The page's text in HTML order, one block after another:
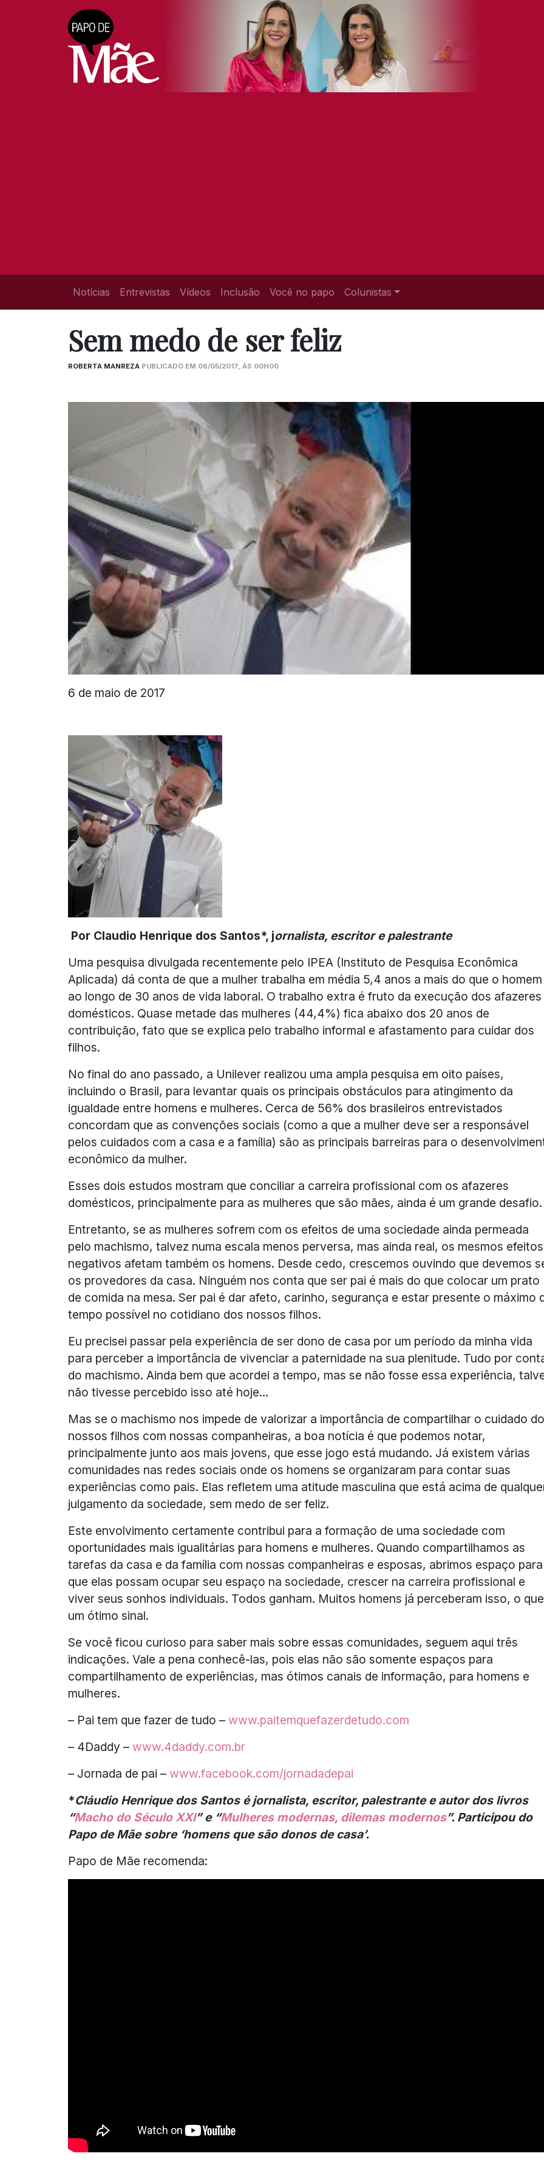
Notícias Entrevistas Vídeos Inclusão Você no papo Colunistas
Sem medo de ser feliz
ROBERTA MANREZA PUBLICADO EM 06/05/2017, ÀS 00H00
6 de maio de 2017
Por Claudio Henrique dos Santos*, jornalista, escritor e palestrante
Uma pesquisa divulgada recentemente pelo IPEA (Instituto de Pesquisa Econômica
Aplicada) dá conta de que a mulher trabalha em média 5,4 anos a mais do que o homem
ao longo de 30 anos de vida laboral. O trabalho extra é fruto da execução dos afazeres
domésticos. Quase metade das mulheres (44,4%) fica abaixo dos 20 anos de
contribuição, fato que se explica pelo trabalho informal e afastamento para cuidar dos
filhos.
No final do ano passado, a Unilever realizou uma ampla pesquisa em oito países,
incluindo o Brasil, para levantar quais os principais obstáculos para atingimento da
igualdade entre homens e mulheres. Cerca de 56% dos brasileiros entrevistados
concordam que as convenções sociais (como a que a mulher deve ser a responsável
pelos cuidados com a casa e a família) são as principais barreiras para o
econômico da mulher.
Esses dois estudos mostram que conciliar a carreira profissional com os afazeres
domésticos, principalmente para as mulheres que são mães, ainda é um grande desafio.
Entretanto, se as mulheres sofrem com os efeitos de uma sociedade ainda permeada
pelo machismo, talvez numa escala menos perversa, mas ainda real, os mesmos efeitos
negativos afetam também os homens. Desde cedo, crescemos ouvindo que devemos
os provedores da casa. Ninguém nos conta que ser pai é mais do que colocar um prato
de comida na mesa. Ser pai é dar afeto, carinho, segurança e estar presente o máximo
tempo possível no cotidiano dos nossos filhos.
Eu precisei passar pela experiência de ser dono de casa por um período da minha vida
para perceber a importância de vivenciar a paternidade na sua plenitude. Tudo por
do machismo. Ainda bem que acordei a tempo, mas se não fosse essa experiência,
não tivesse percebido isso até hoje…
Mas se o machismo nos impede de valorizar a importância de compartilhar o cuidado
nossos filhos com nossas companheiras, a boa notícia é que podemos notar,
principalmente junto aos mais jovens, que esse jogo está mudando. Já existem várias
comunidades nas redes sociais onde os homens se organizaram para contar suas
experiências como pais. Elas refletem uma atitude masculina que está acima de
julgamento da sociedade, sem medo de ser feliz.
Este envolvimento certamente contribui para a formação de uma sociedade com
oportunidades mais igualitárias para homens e mulheres. Quando compartilhamos as
tarefas da casa e da família com nossas companheiras e esposas, abrimos espaço para
que elas possam ocupar seu espaço na sociedade, crescer na carreira profissional e
viver seus sonhos individuais. Todos ganham. Muitos homens já perceberam isso, o
um ótimo sinal.
Se você ficou curioso para saber mais sobre essas comunidades, seguem aqui três
indicações. Vale a pena conhecê-las, pois elas não são somente espaços para
compartilhamento de experiências, mas ótimos canais de informação, para homens e
mulheres.
– Pai tem que fazer de tudo – www.paitemquefazerdetudo.com
– 4Daddy – www.4daddy.com.br
– Jornada de pai – www.facebook.com/jornadadepai
*Cláudio Henrique dos Santos é jornalista, escritor, palestrante e autor dos livros
“Macho do Século XXI” e “Mulheres modernas, dilemas modernos”. Participou do
Papo de Mãe sobre ‘homens que são donos de casa’.
Papo de Mãe recomenda: